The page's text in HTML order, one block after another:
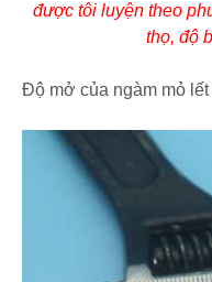
được tôi luyện theo
thọ, độ
Độ mở của ngàm mỏ